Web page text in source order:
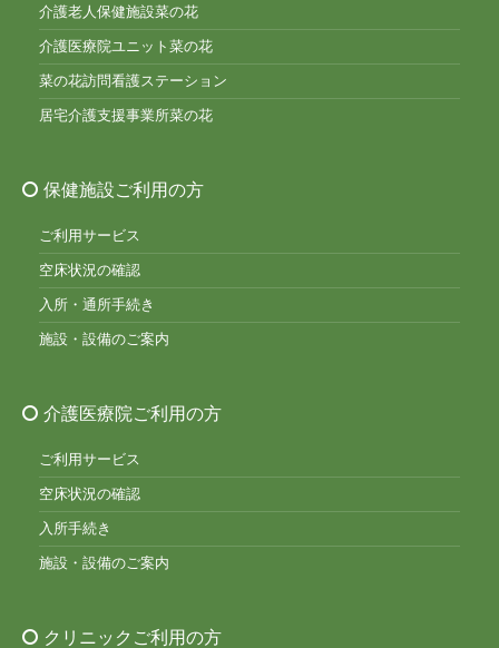
介護老人保健施設菜の花
介護医療院ユニット菜の花
菜の花訪問看護ステーション
居宅介護支援事業所菜の花
保健施設ご利用の方
ご利用サービス
空床状況の確認
入所・通所手続き
施設・設備のご案内
介護医療院ご利用の方
ご利用サービス
空床状況の確認
入所手続き
施設・設備のご案内
クリニックご利用の方